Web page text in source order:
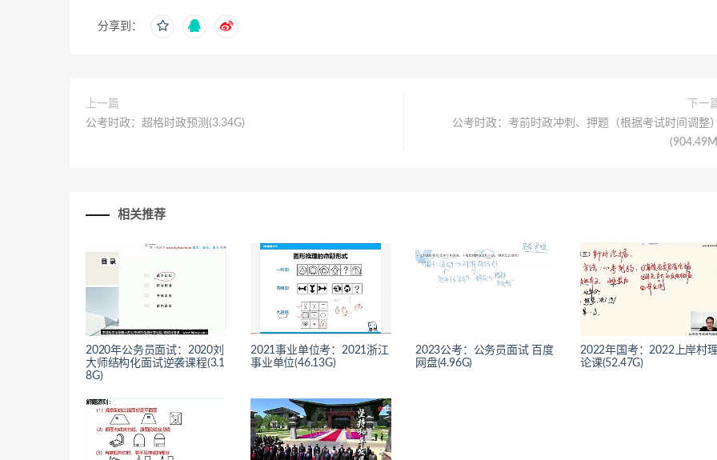
分享到：
上一篇
公考时政：超格时政预测(3.34G)
下一
公考时政：考前时政冲刺、押题（根据考试时间调整）
相关推荐
2020年公务员面试：2020刘
大师结构化面试逆袭课程(3.1
8G)
2021事业单位考：2021浙江
事业单位(46.13G)
2023公考：公务员面试 百度
网盘(4.96G)
2022年国考：2022上岸村理
论课(52.47G)